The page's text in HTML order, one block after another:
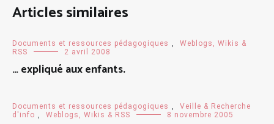
Articles similaires
Documents et ressources pédagogiques
Weblogs, Wikis &
RSS
2 avril 2008
… expliqué aux enfants.
Documents et ressources pédagogiques
Veille & Recherche
d'info
Weblogs, Wikis & RSS 8 novembre 2005